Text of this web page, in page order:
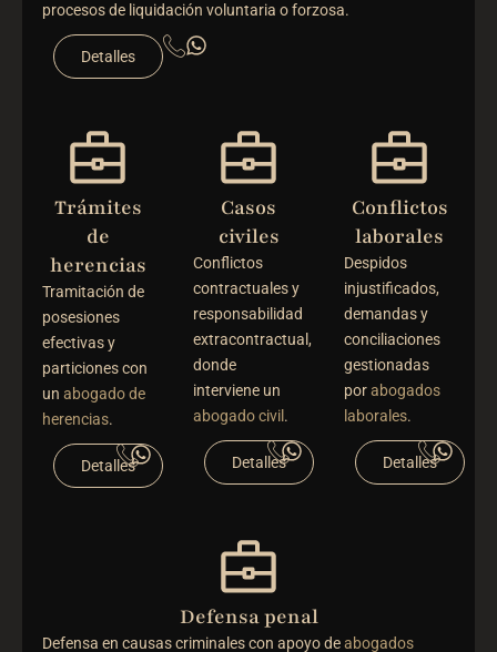
procesos de liquidación voluntaria o forzosa.
Detalles
Trámites
de
herencias
Tramitación de
posesiones
efectivas y
particiones con
un abogado de
herencias.
Detalles
Casos
civiles
Conflictos
contractuales y
responsabilidad
extracontractual,
donde
interviene un
abogado civil .
Detalles
Conflictos
laborales
Despidos
injustificados,
demandas y
conciliaciones
gestionadas
porabogados
laborales.
Detalles
Defensa penal
Defensa en causas criminales con apoyo deabogados